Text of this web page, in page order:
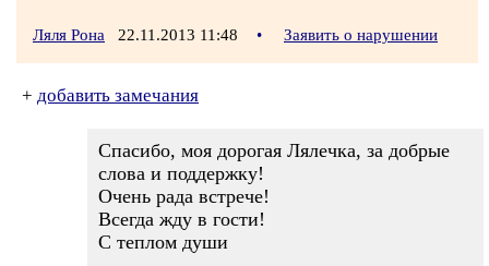
Ляля Рона 22.11.2013 11:48 • Заявить о нарушении
+ добавить замечания
Спасибо, моя дорогая Лялечка, за добрые
слова и поддержку!
Очень рада встрече!
Всегда жду в гости!
С теплом души